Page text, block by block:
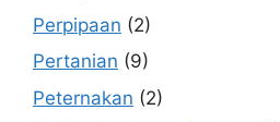
Perpipaan (2)
Pertanian (9)
Peternakan (2)